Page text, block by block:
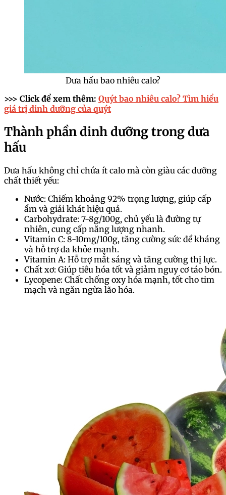
Dưa hấu bao nhiêu calo?
>>> Click để xem thêm: Quýt bao nhiêu calo? Tìm hiểu
giá trị dinh dưỡng của quýt
Thành phần dinh dưỡng trong dưa
hấu
Dưa hấu không chỉ chứa ít calo mà còn giàu các dưỡng
chất thiết yếu:
Nước: Chiếm khoảng 92% trọng lượng, giúp cấp
ẩm và giải khát hiệu quả.
Carbohydrate: 7-8g/100g, chủ yếu là đường tự
nhiên, cung cấp năng lượng nhanh.
Vitamin C: 8-10mg/100g, tăng cường sức đề kháng
và hỗ trợ da khỏe mạnh.
Vitamin A: Hỗ trợ mắt sáng và tăng cường thị lực.
Chất xơ: Giúp tiêu hóa tốt và giảm nguy cơ táo bón.
Lycopene: Chất chống oxy hóa mạnh, tốt cho tim
mạch và ngăn ngừa lão hóa.